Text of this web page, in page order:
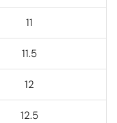
11
11.5
12
12.5